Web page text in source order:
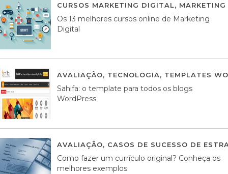
CURSOS MARKETING DIGITAL,
Os 13 melhores cursos online de Marketing
Digital
AVALIAÇÃO, TECNOLOGIA, TEMPLATES
Sahifa: o template para todos os blogs
WordPress
AVALIAÇÃO, CASOS DE SUCESSO DE
Como fazer um currículo original? Conheça os
melhores exemplos